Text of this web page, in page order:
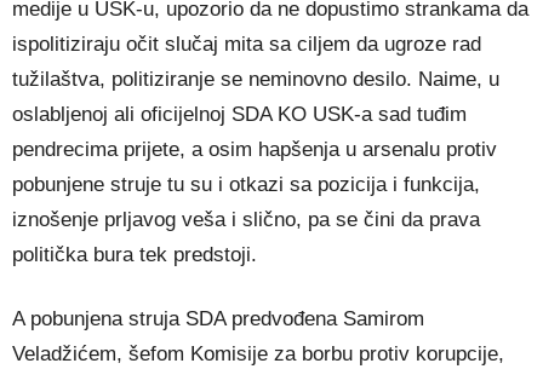
medije u USK-u, upozorio da ne dopustimo strankama da
ispolitiziraju očit slučaj mita sa ciljem da ugroze rad
tužilaštva, politiziranje se neminovno desilo. Naime, u
oslabljenoj ali oficijelnoj SDA KO USK-a sad tuđim
pendrecima prijete, a osim hapšenja u arsenalu protiv
pobunjene struje tu su i otkazi sa pozicija i funkcija,
iznošenje prljavog veša i slično, pa se čini da prava
politička bura tek predstoji.
A pobunjena struja SDA predvođena Samirom
Veladžićem, šefom Komisije za borbu protiv korupcije,